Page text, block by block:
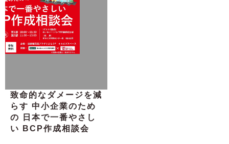
致命的なダメージを減
らす 中小企業のため
の 日本で一番やさし
い BCP作成相談会